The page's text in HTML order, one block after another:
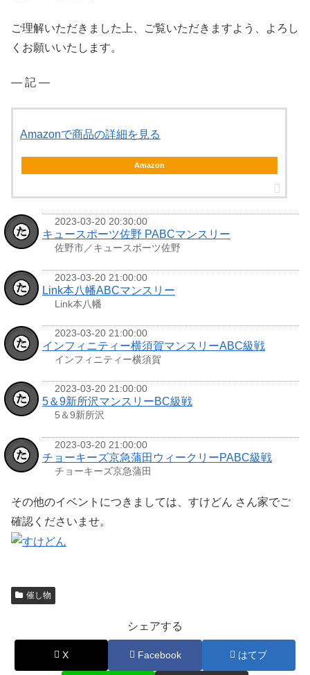
ご理解いただきました上、ご覧いただきますよう、よろし
くお願いいたします。
― 記 ―
Amazonで商品の詳細を見る
Amazon
2023-03-20 20:30:00
キュースポーツ佐野 PABCマンスリー
佐野市／キュースポーツ佐野
2023-03-20 21:00:00
Link本八幡ABCマンスリー
Link本八幡
2023-03-20 21:00:00
インフィニティー横須賀マンスリーABC級戦
インフィニティー横須賀
2023-03-20 21:00:00
5＆9新所沢マンスリーBC級戦
5＆9新所沢
2023-03-20 21:00:00
チョーキーズ京急蒲田ウィークリーPABC級戦
チョーキーズ京急蒲田
その他のイベントにつきましては、すけどん さん家でご
確認くださいませ。
催し物
シェアする
X Facebook はてブ